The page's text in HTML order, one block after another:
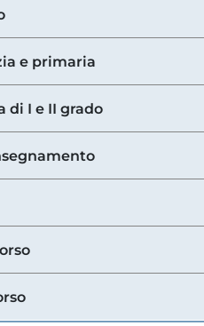
e primaria
di I e II grado